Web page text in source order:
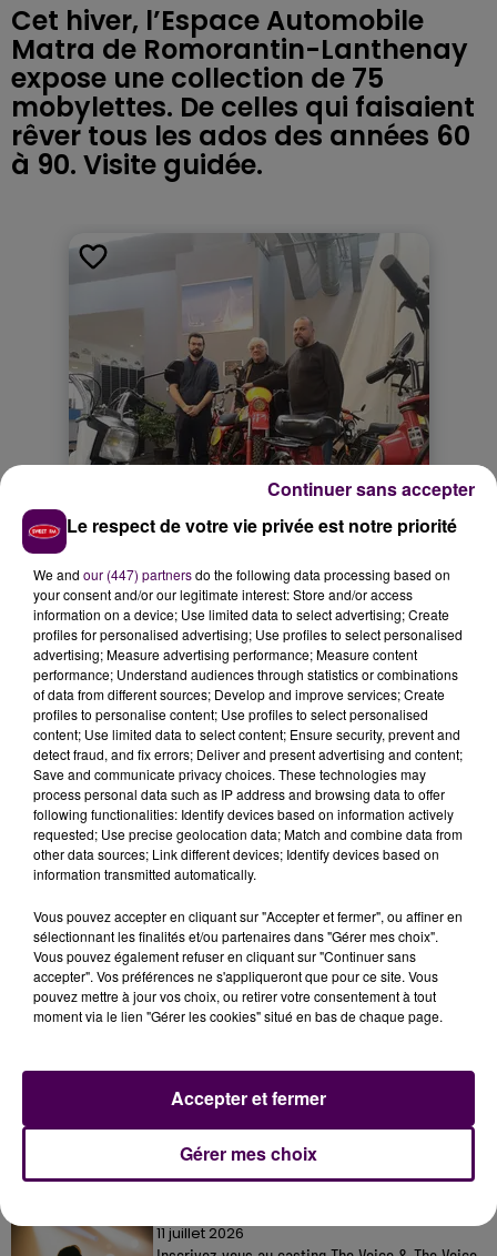
Cet hiver, l’Espace Automobile
Matra de Romorantin-Lanthenay
expose une collection de 75
mobylettes. De celles qui faisaient
rêver tous les ados des années 60
à 90. Visite guidée.
Gagnez vos entrées à Terra Botanica !
11 juillet 2026
Le respect de votre vie privée est notre priorité
We and our (447) partnersdo the following data processing based on
your consent and/or our legitimate interest: Store and/or access
information on a device; Use limited data to select advertising; Create
profiles for personalised advertising; Use profiles to select personalised
advertising; Measure advertising performance; Measure content
performance; Understand audiences through statistics or combinations
of data from different sources; Develop and improve services; Create
profiles to personalise content; Use profiles to select personalised
content; Use limited data to select content; Ensure security, prevent and
detect fraud, and fix errors; Deliver and present advertising and content;
Save and communicate privacy choices. These technologies may
process personal data such as IP address and browsing data to offer
following functionalities: Identify devices based on information actively
requested; Use precise geolocation data; Match and combine data from
other data sources; Link different devices; Identify devices based on
information transmitted automatically.
Vous pouvez accepter en cliquant sur "Accepter et fermer", ou affiner en
sélectionnant les finalités et/ou partenaires dans "Gérer mes choix".
Vous pouvez également refuser en cliquant sur "Continuer sans
accepter". Vos préférences ne s'appliqueront que pour ce site. Vous
pouvez mettre à jour vos choix, ou retirer votre consentement à tout
moment via le lien "Gérer les cookies" situé en bas de chaque page.
Gérer mes choix
Accepter et fermer
Continuer sans accepter